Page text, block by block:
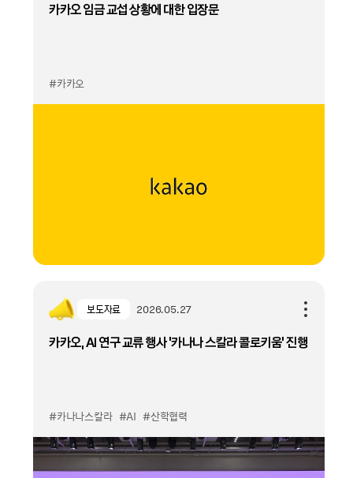
카카오 임금 교섭 상황에 대한 입장문
#카카오
보도자료 2026.05.27
카카오, AI 연구 교류 행사 ‘카나나 스칼라 콜로키움’ 진행
#카나나스칼라 #AI #산학협력